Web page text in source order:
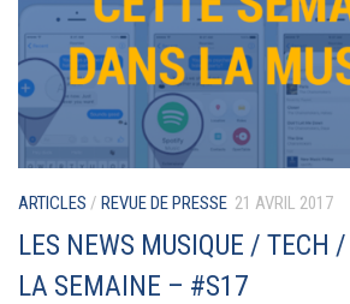
ARTICLES / REVUE DE PRESSE 21 AVRIL 2017
LES NEWS MUSIQUE / TECH
LA SEMAINE – #S17